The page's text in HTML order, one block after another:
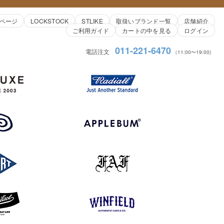
ージ LOCKSTOCK STLIKE 取扱いブランド一覧
店舗紹介
ご利用ガイド
カートの中を見る ログイン
電話注文 011-221-6470 （11:00〜19:00)